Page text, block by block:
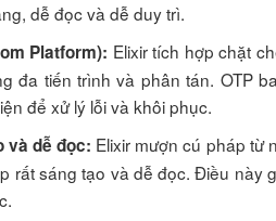
dễ đọc và dễ duy trì.
Platform): Elixir tích hợp chặt
đa tiến trình và phân tán. OTP
để xử lý lỗi và khôi phục.
và dễ đọc: Elixir mượn cú pháp từ
rất sáng tạo và dễ đọc. Điều này